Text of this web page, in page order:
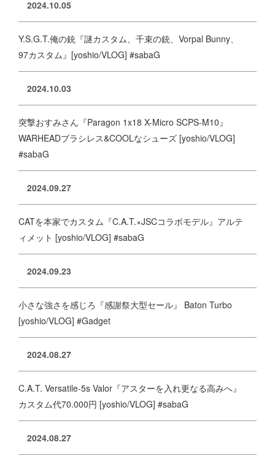
2024.10.05
Y.S.G.T.俺の銃『謎カスタム、千束の銃、Vorpal Bunny、
97カスタム』[yoshio/VLOG] #sabaG
2024.10.03
突撃おすみさん『Paragon 1x18 X-Micro SCPS-M10』
WARHEADブラシレス&COOLなシューズ [yoshio/VLOG]
#sabaG
2024.09.27
CATを本家でカスタム『C.A.T.×JSCコラボモデル』アルテ
ィメット [yoshio/VLOG] #sabaG
2024.09.23
小さな強さを感じろ『感謝祭大型セール』 Baton Turbo
[yoshio/VLOG] #Gadget
2024.08.27
C.A.T. Versatile-5s Valor『アスターを入れ更なる高みへ』
カスタム代70.000円 [yoshio/VLOG] #sabaG
2024.08.27